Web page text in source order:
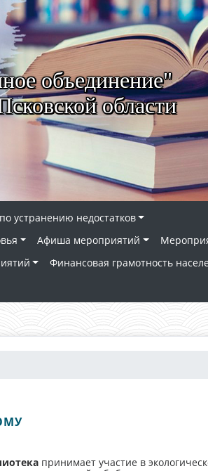
объединение"
области
устранению недостатков
Афиша мероприятий
Финансовая грамотность
принимает участие в